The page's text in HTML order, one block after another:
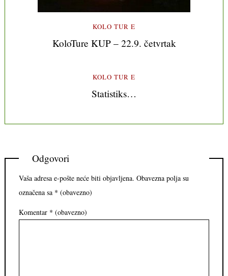
KOLO TUR E
KoloTure KUP – 22.9. četvrtak
KOLO TUR E
Statistiks…
Odgovori
Vaša adresa e-pošte neće biti objavljena. Obavezna polja su
označena sa * (obavezno)
Komentar * (obavezno)